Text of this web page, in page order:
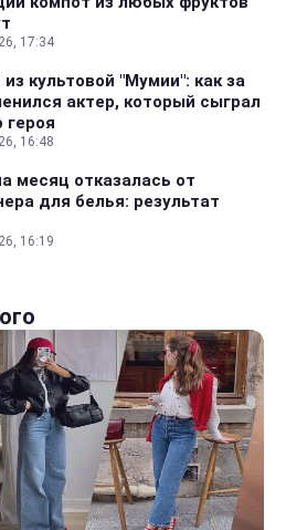
17:34
культовой "Мумии": как за
актер, который сыграл
героя
16:48
месяц отказалась от
для белья: результат
16:19